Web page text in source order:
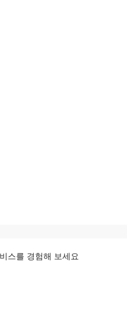
스를 경험해 보세요